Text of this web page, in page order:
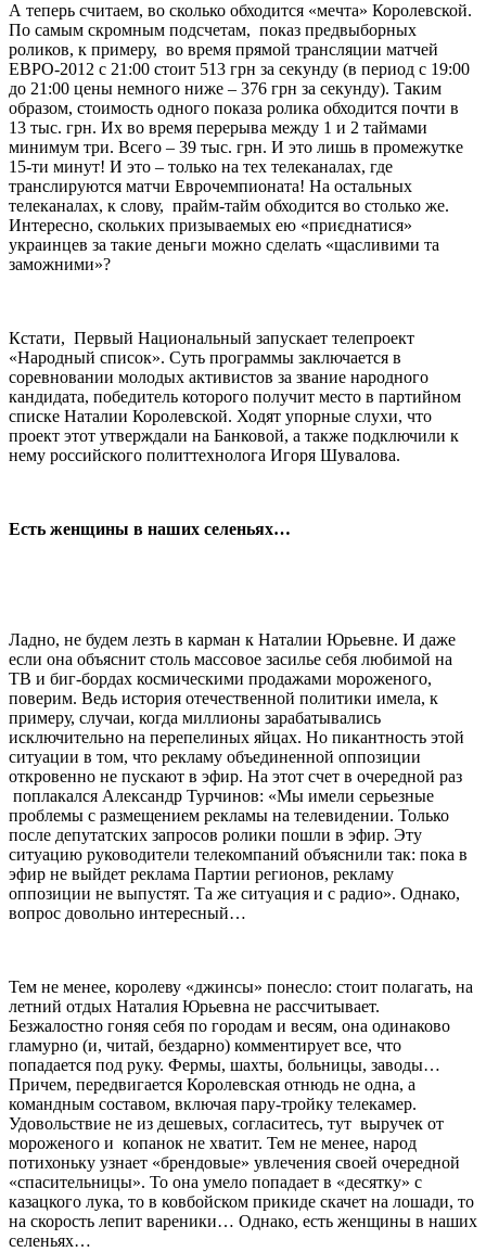
А теперь считаем, во сколько обходится «мечта» Королевской.
По самым скромным подсчетам, показ предвыборных
роликов, к примеру, во время прямой трансляции матчей
ЕВРО-2012 с 21:00 стоит 513 грн за секунду (в период с 19:00
до 21:00 цены немного ниже – 376 грн за секунду). Таким
образом, стоимость одного показа ролика обходится почти в
13 тыс. грн. Их во время перерыва между 1 и 2 таймами
минимум три. Всего – 39 тыс. грн. И это лишь в промежутке
15-ти минут! И это – только на тех телеканалах, где
транслируются матчи Еврочемпионата! На остальных
телеканалах, к слову, прайм-тайм обходится во столько же.
Интересно, скольких призываемых ею «приєднатися»
украинцев за такие деньги можно сделать «щасливими та
заможними»?
Кстати, Первый Национальный запускает телепроект
«Народный список». Суть программы заключается в
соревновании молодых активистов за звание народного
кандидата, победитель которого получит место в партийном
списке Наталии Королевской. Ходят упорные слухи, что
проект этот утверждали на Банковой, а также подключили к
нему российского политтехнолога Игоря Шувалова.
Есть женщины в наших селеньях…
Ладно, не будем лезть в карман к Наталии Юрьевне. И даже
если она объяснит столь массовое засилье себя любимой на
ТВ и биг-бордах космическими продажами мороженого,
поверим. Ведь история отечественной политики имела, к
примеру, случаи, когда миллионы зарабатывались
исключительно на перепелиных яйцах. Но пикантность этой
ситуации в том, что рекламу объединенной оппозиции
откровенно не пускают в эфир. На этот счет в очередной раз
поплакался Александр Турчинов: «Мы имели серьезные
проблемы с размещением рекламы на телевидении. Только
после депутатских запросов ролики пошли в эфир. Эту
ситуацию руководители телекомпаний объяснили так: пока в
эфир не выйдет реклама Партии регионов, рекламу
оппозиции не выпустят. Та же ситуация и с радио». Однако,
вопрос довольно интересный…
Тем не менее, королеву «джинсы» понесло: стоит полагать, на
летний отдых Наталия Юрьевна не рассчитывает.
Безжалостно гоняя себя по городам и весям, она одинаково
гламурно (и, читай, бездарно) комментирует все, что
попадается под руку. Фермы, шахты, больницы, заводы…
Причем, передвигается Королевская отнюдь не одна, а
командным составом, включая пару-тройку телекамер.
Удовольствие не из дешевых, согласитесь, тут выручек от
мороженого и копанок не хватит. Тем не менее, народ
потихоньку узнает «брендовые» увлечения своей очередной
«спасительницы». То она умело попадает в «десятку» с
казацкого лука, то в ковбойском прикиде скачет на лошади, то
на скорость лепит вареники… Однако, есть женщины в наших
селеньях…